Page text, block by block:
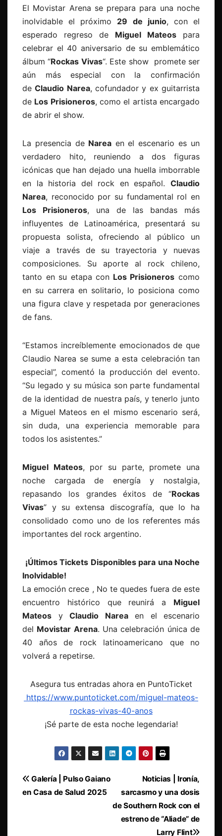
El Movistar Arena se prepara para una noche
inolvidable el próximo 29 de junio, con el
esperado regreso de Miguel Mateos para
celebrar el 40 aniversario de su emblemático
álbum “Rockas Vivas“. Este show promete ser
aún más especial con la confirmación
deClaudio Narea, cofundador y ex guitarrista
de Los Prisioneros, como el artista encargado
de abrir el show.
La presencia deNareaen el escenario es un
verdadero hito, reuniendo a dos figuras
icónicas que han dejado una huella imborrable
en la historia del rock en español. Claudio
Narea, reconocido por su fundamental rol en
Los Prisioneros, una de las bandas más
influyentes de Latinoamérica, presentará su
propuesta solista, ofreciendo al público un
viaje a través de su trayectoria y nuevas
composiciones. Su aporte al rock chileno,
tanto en su etapa con Los Prisioneros como
en su carrera en solitario, lo posiciona como
una figura clave y respetada por generaciones
de fans.
“Estamos increíblemente emocionados de que
Claudio Narea se sume a esta celebración tan
especial”, comentó la producción del evento.
“Su legado y su música son parte fundamental
de la identidad de nuestra país, y tenerlo junto
a Miguel Mateos en el mismo escenario será,
sin duda, una experiencia memorable para
todos los asistentes.”
Miguel Mateos, por su parte, promete una
noche cargada de energía y nostalgia,
repasando los grandes éxitos de “Rockas
Vivas” y su extensa discografía, que lo ha
consolidado como uno de los referentes más
importantes del rock argentino.
¡Últimos Tickets Disponibles para una Noche
Inolvidable!
La emoción crece , No te quedes fuera de este
encuentro histórico que reunirá a Miguel
Mateos y Claudio Nareaen el escenario
del Movistar Arena. Una celebración única de
40 años de rock latinoamericano que no
volverá a repetirse.
Asegura tus entradas ahora en PuntoTicket
https://www.puntoticket.com/miguel-mateos-
rockas-vivas-40-anos
¡Sé parte de esta noche legendaria!
Navegación
Noticias | Ironía,
sarcasmo y una dosis
de Southern Rock con el
estreno de “Aliade” de
Larry Flint
Galería | Pulso Gaiano
en Casa de Salud 2025